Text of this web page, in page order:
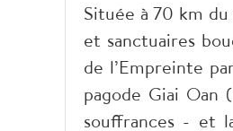
Située à 70 km
et sanctuaires
de l’Empreinte
pagode Giai Oan
souffrances - et